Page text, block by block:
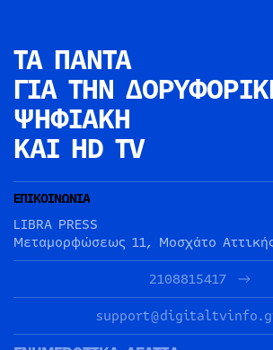
ΤΑ ΠΑΝΤΑ
ΓΙΑ ΤΗΝ
ΨΗΦΙΑΚΗ
ΚΑΙ HD TV
ΕΠΙΚΟΙΝΩΝΙΑ
LIBRA PRESS
Μεταμορφώσεως 11, Μοσχάτο
2108815417